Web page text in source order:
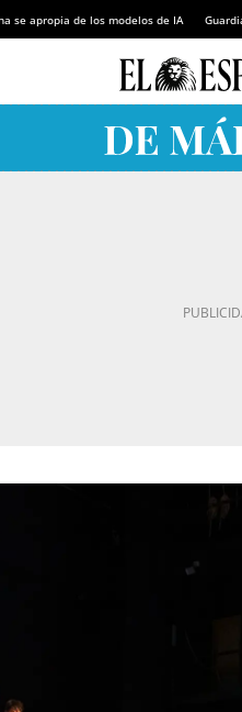
se apropia de los modelos de IA